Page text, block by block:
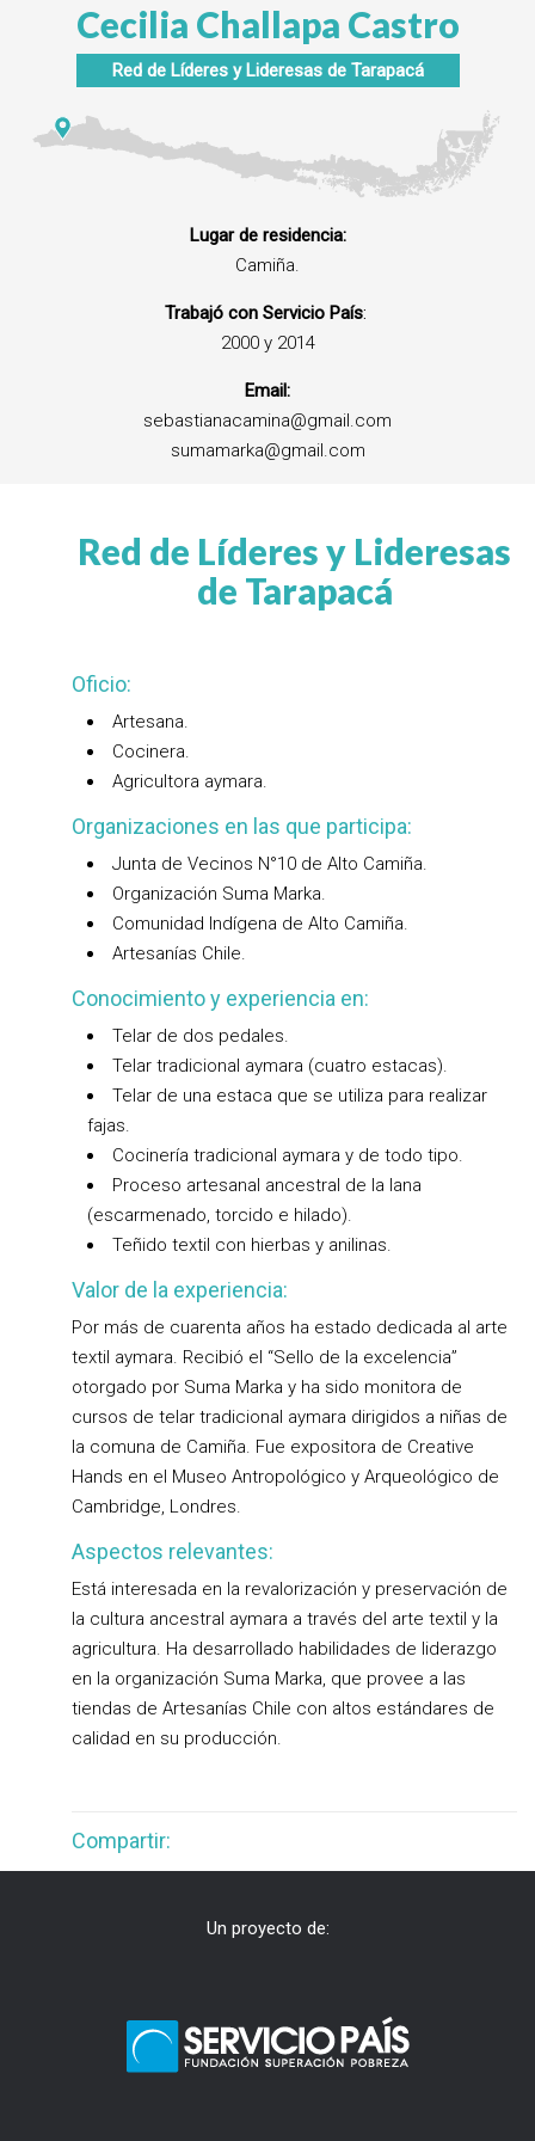
Cecilia Challapa Castro
Red de Líderes y Lideresas de Tarapacá
Lugar de residencia:
Camiña.
Trabajó con Servicio País:
2000 y 2014
Email:
sebastianacamina@gmail.com
sumamarka@gmail.com
Red de Líderes y Lideresas
de Tarapacá
Oficio:
Artesana.
Cocinera.
Agricultora aymara.
Organizaciones en las que participa:
Junta de Vecinos N°10 de Alto Camiña.
Organización Suma Marka.
Comunidad Indígena de Alto Camiña.
Artesanías Chile.
Conocimiento y experiencia en:
Telar de dos pedales.
Telar tradicional aymara (cuatro estacas).
Telar de una estaca que se utiliza para realizar
fajas.
Cocinería tradicional aymara y de todo tipo.
Proceso artesanal ancestral de la lana
(escarmenado, torcido e hilado).
Teñido textil con hierbas y anilinas.
Valor de la experiencia:
Por más de cuarenta años ha estado dedicada al arte
textil aymara. Recibió el “Sello de la excelencia”
otorgado por Suma Marka y ha sido monitora de
cursos de telar tradicional aymara dirigidos a niñas de
la comuna de Camiña. Fue expositora de Creative
Hands en el Museo Antropológico y Arqueológico de
Cambridge, Londres.
Aspectos relevantes:
Está interesada en la revalorización y preservación de
la cultura ancestral aymara a través del arte textil y la
agricultura. Ha desarrollado habilidades de liderazgo
en la organización Suma Marka, que provee a las
tiendas de Artesanías Chile con altos estándares de
calidad en su producción.
Compartir:
Un proyecto de: